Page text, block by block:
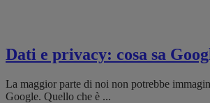
Dati e privacy: cosa sa
La maggior parte di noi non potrebbe
Google. Quello che è ...